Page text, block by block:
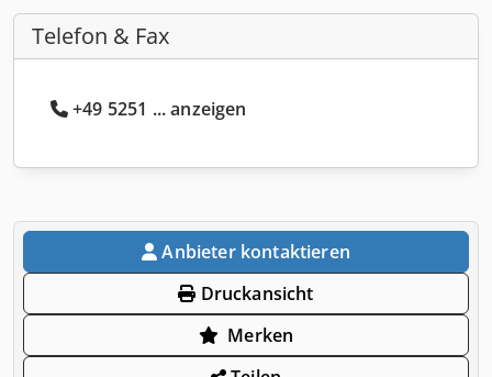
Telefon & Fax
+49 5251 ... anzeigen
Anbieter kontaktieren
Druckansicht
Merken